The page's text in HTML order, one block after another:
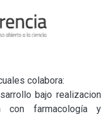
colabora:
bajo realizacion
con farmacología y